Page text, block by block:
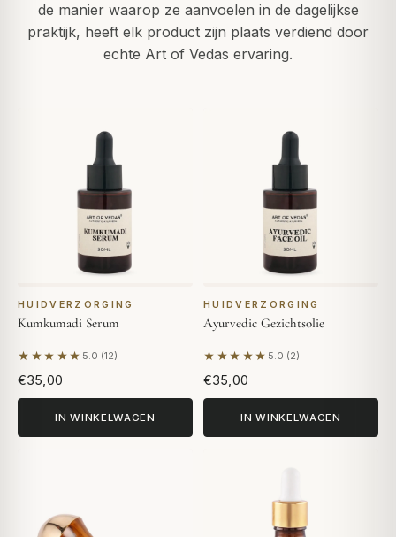
de manier waarop ze aanvoelen in de dagelijkse
praktijk, heeft elk product zijn plaats verdiend door
echte Art of Vedas ervaring.
HUIDVERZORGING
Kumkumadi Serum
★★★★★ 5.0 (12)
Gebaseerd op 12 beoordelingen
€35,00
IN WINKELWAGEN
HUIDVERZORGING
Ayurvedic Gezichtsolie
★★★★★ 5.0 (2)
Gebaseerd op 2
€35,00
IN WINKELWAGEN